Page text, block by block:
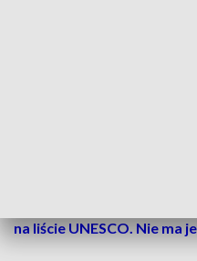
na liście UNESCO. Nie ma